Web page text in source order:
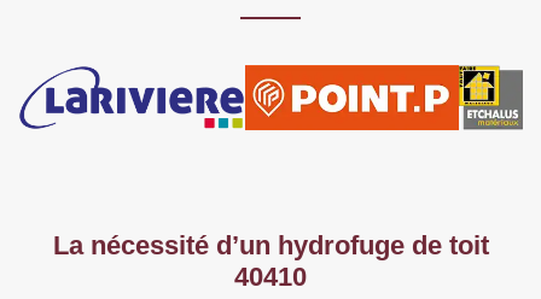
La nécessité d’un hydrofuge de toit
40410